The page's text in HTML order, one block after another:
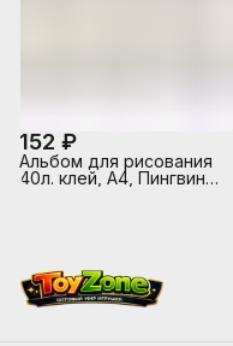
152 ₽
Альбом для рисования
40л. клей, А4, Пингвины